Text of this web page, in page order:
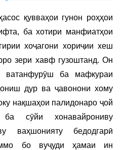
қувваҳои гунон роҳҳои
ба хотири манфиатҳои
хоҷагони хориҷии хеш
зери хавф гузоштанд. Он
ватанфурӯш ба мафкураи
дур ва ҷавонони хому
нақшаҳои палидонаро ҷой
сӯйи хонавайрониву
ваҳшонияту бедодгарӣ
бо вуҷуди ҳамаи ин